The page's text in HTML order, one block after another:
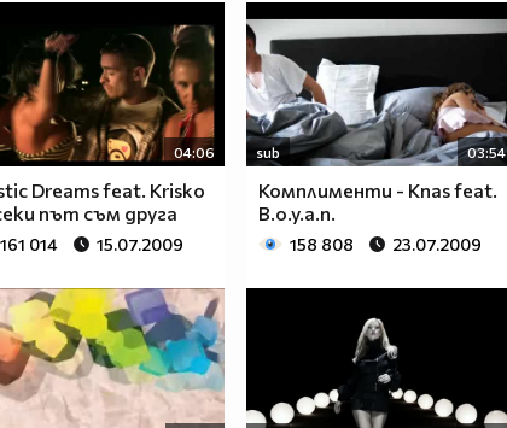
04:06
Dreams feat. Krisko
път съм друга
161 014 15.07.2009
sub 03:54
Комплименти - Knas feat.
B.o.y.a.n.
158 808 23.07.2009